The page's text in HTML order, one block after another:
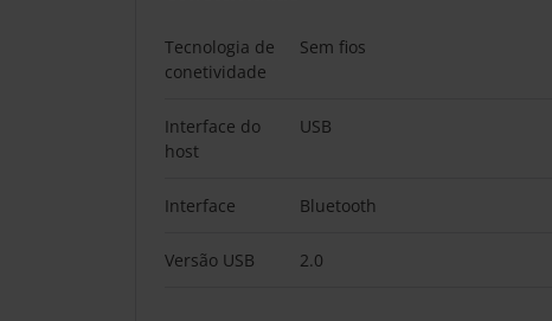
Tecnologia de
conetividade
Sem fios
Interface do
host
USB
Interface Bluetooth
Versão USB 2.0